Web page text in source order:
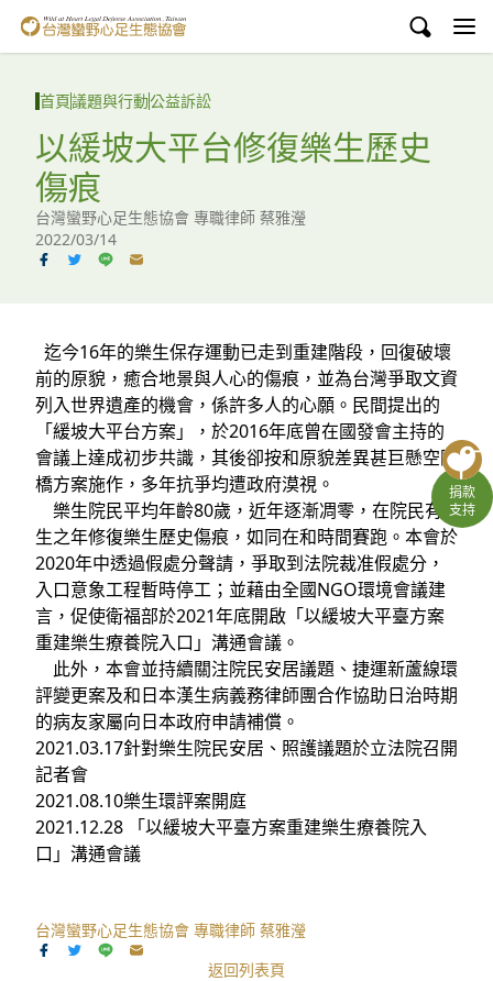
台灣蠻野心足生態協會
議題與行動
環境教育
白海豚媽祖宮
English
臉書
YouTube
捐款
支持
首頁議題與行動公益訴訟
以緩坡大平台修復樂生歷史
傷痕
台灣蠻野心足生態協會 專職律師 蔡雅瀅
2022/03/14
迄今16年的樂生保存運動已走到重建階段，回復破壞
前的原貌，癒合地景與人心的傷痕，並為台灣爭取文資
列入世界遺產的機會，係許多人的心願。民間提出的
「緩坡大平台方案」，於2016年底曾在國發會主持的
會議上達成初步共識，其後卻按和原貌差異甚巨懸空陸
橋方案施作，多年抗爭均遭政府漠視。
樂生院民平均年齡80歲，近年逐漸凋零，在院民有
生之年修復樂生歷史傷痕，如同在和時間賽跑。本會於
2020年中透過假處分聲請，爭取到法院裁准假處分，
入口意象工程暫時停工；並藉由全國NGO環境會議建
言，促使衛福部於2021年底開啟「以緩坡大平臺方案
重建樂生療養院入口」溝通會議。
此外，本會並持續關注院民安居議題、捷運新蘆線環
評變更案及和日本漢生病義務律師團合作協助日治時期
的病友家屬向日本政府申請補償。
2021.03.17針對樂生院民安居、照護議題於立法院召開
記者會
2021.08.10樂生環評案開庭
2021.12.28 「以緩坡大平臺方案重建樂生療養院入
口」溝通會議
台灣蠻野心足生態協會 專職律師 蔡雅瀅
返回列表頁